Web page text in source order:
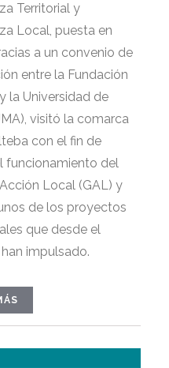
Territorial y
Local, puesta en
a un convenio de
entre la Fundación
la Universidad de
visitó la comarca
con el fin de
funcionamiento del
Local (GAL) y
de los proyectos
que desde el
impulsado.